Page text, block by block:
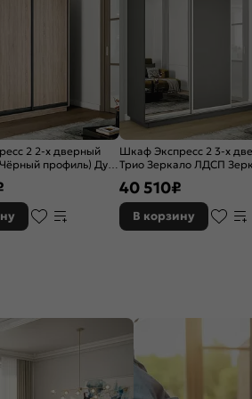
2 2-х дверный
профиль) Дуб
Шкаф Экспресс 2 3-х
Трио Зеркало ЛДСП
Табачный 1800x2200x450
40 510₽
В корзину